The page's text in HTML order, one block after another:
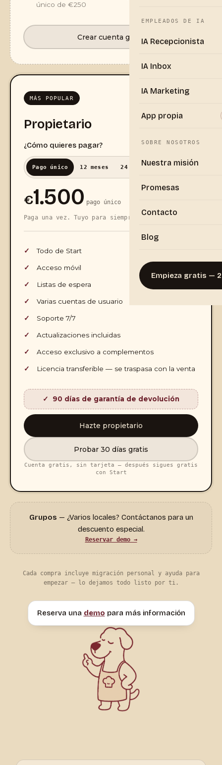
EMPLEADOS DE IA
IA Recepcionista
IA Inbox
IA Marketing
App propia
SOBRE NOSOTROS
Nuestra misión
Promesas
Contacto
Blog
Empieza gratis —
único de €250
Crear cuenta gratis
MÁS POPULAR
Propietario
¿Cómo quieres pagar?
Pago único 12 meses 24 meses 60 meses
€1.500 pago único
Paga una vez. Tuyo para siempre.
Todo de Start
Acceso móvil
Listas de espera
Varias cuentas de usuario
Soporte 7/7
Actualizaciones incluidas
Acceso exclusivo a complementos
Licencia transferible — se traspasa con la venta
90 días de garantía de devolución
Hazte propietario
Probar 30 días gratis
Cuenta gratis, sin tarjeta — después sigues gratis
con Start
Grupos — ¿Varios locales? Contáctanos para un
descuento especial.
Reservar demo →
Cada compra incluye migración personal y ayuda para
empezar — lo dejamos todo listo por ti.
Reserva una demo para más información